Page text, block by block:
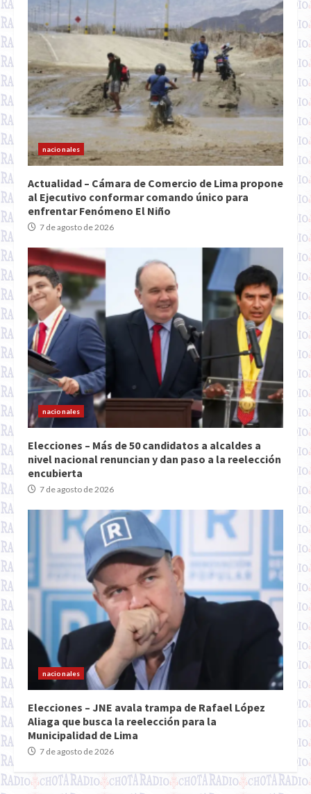
nacionales
Actualidad – Cámara de Comercio de Lima propone
al Ejecutivo conformar comando único para
enfrentar Fenómeno El Niño
7 de agosto de 2026
nacionales
Elecciones – Más de 50 candidatos a alcaldes a
nivel nacional renuncian y dan paso a la reelección
encubierta
7 de agosto de 2026
nacionales
Elecciones – JNE avala trampa de Rafael López
Aliaga que busca la reelección para la
Municipalidad de Lima
7 de agosto de 2026